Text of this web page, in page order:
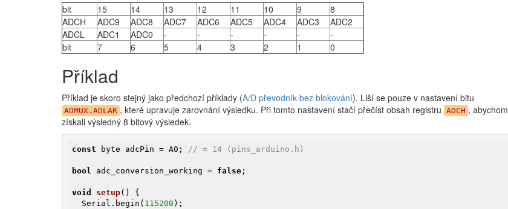
bit 15 14 13 12 11 10 9
8
ADCH
ADC9 ADC8 ADC7 ADC6 ADC5 ADC4 ADC3
ADC2
ADCL
ADC1 ADC0 - - - - -
-
bit
7 6 5 4 3 2 1 0
Příklad
Příklad je skoro stejný jako předchozí příklady (A/D převodník bez blokování). Liší se pouze v nastavení bitu
ADMUX.ADLAR , které upravuje zarovnání výsledku. Při tomto nastavení stačí přečíst obsah registru ADCH , abychom
získali výsledný 8 bitový výsledek.
const byte adcPin = A0; // = 14 (pins_arduino.h)
bool adc_conversion_working = false ;
void setup()
{
  Serial.begin(
115200 );